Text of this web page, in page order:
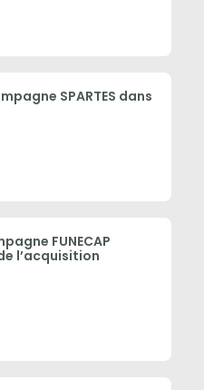
SPARTES dans
FUNECAP
l’acquisition